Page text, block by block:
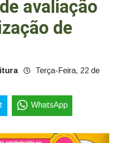
avaliação
de
Terça-Feira, 22 de
WhatsApp